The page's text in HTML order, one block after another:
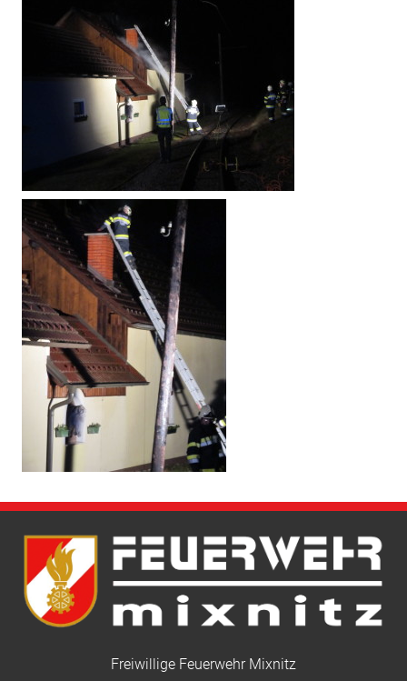
Freiwillige Feuerwehr Mixnitz